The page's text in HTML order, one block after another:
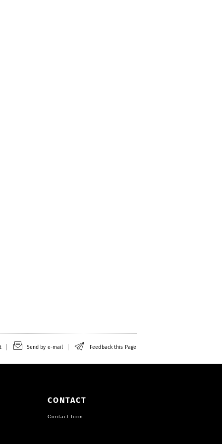
Send by e-mail Feedback this Page
CONTACT
Contact form